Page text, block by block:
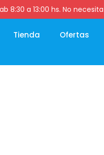
8:30 a 13:00 hs. No
Tienda Ofertas